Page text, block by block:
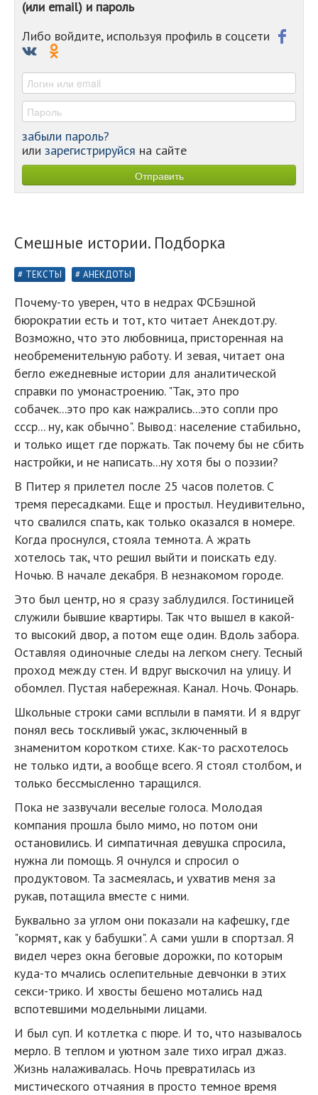
-
(или email) и пароль
Либо войдите, используя профиль в соцсети
забыли пароль?
или зарегистрируйся на сайте
Смешные истории. Подборка
ТЕКСТЫ АНЕКДОТЫ
Почему-то уверен, что в недрах ФСБэшной
бюрократии есть и тот, кто читает Анекдот.ру.
Возможно, что это любовница, присторенная на
необременительную работу. И зевая, читает она
бегло ежедневные истории для аналитической
справки по умонастроению. "Так, это про
собачек...это про как нажрались...это сопли про
ссср... ну, как обычно". Вывод: население стабильно,
и только ищет где поржать. Так почему бы не сбить
настройки, и не написать...ну хотя бы о поэзии?
В Питер я прилетел после 25 часов полетов. С
тремя пересадками. Еще и простыл. Неудивительно,
что свалился спать, как только оказался в номере.
Когда проснулся, стояла темнота. А жрать
хотелось так, что решил выйти и поискать еду.
Ночью. В начале декабря. В незнакомом городе.
Это был центр, но я сразу заблудился. Гостиницей
служили бывшие квартиры. Так что вышел в какой-
то высокий двор, а потом еще один. Вдоль забора.
Оставляя одиночные следы на легком снегу. Тесный
проход между стен. И вдруг выскочил на улицу. И
обомлел. Пустая набережная. Канал. Ночь. Фонарь.
Школьные строки сами всплыли в памяти. И я вдруг
понял весь тоскливый ужас, зключенный в
знаменитом коротком стихе. Как-то расхотелось
не только идти, а вообще всего. Я стоял столбом, и
только бессмысленно таращился.
Пока не зазвучали веселые голоса. Молодая
компания прошла было мимо, но потом они
остановились. И симпатичная девушка спросила,
нужна ли помощь. Я очнулся и спросил о
продуктовом. Та засмеялась, и ухватив меня за
рукав, потащила вместе с ними.
Буквально за углом они показали на кафешку, где
"кормят, как у бабушки". А сами ушли в спортзал. Я
видел через окна беговые дорожки, по которым
куда-то мчались ослепительные девчонки в этих
секси-трико. И хвосты бешено мотались над
вспотевшими модельными лицами.
И был суп. И котлетка с пюре. И то, что называлось
мерло. В теплом и уютном зале тихо играл джаз.
Жизнь налаживалась. Ночь превратилась из
мистического отчаяния в просто темное время